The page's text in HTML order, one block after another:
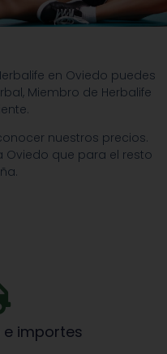
en Oviedo puedes
Miembro de Herbalife
nuestros precios.
Oviedo que para el resto
e importes